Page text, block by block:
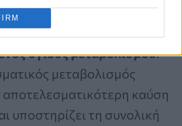
το μαγνήσιο και ο
κρίσιμο ρόλο στη
υγιούς μεταβολισμού.
μεταβολισμός
καύση
υποστηρίζει τη συνολική